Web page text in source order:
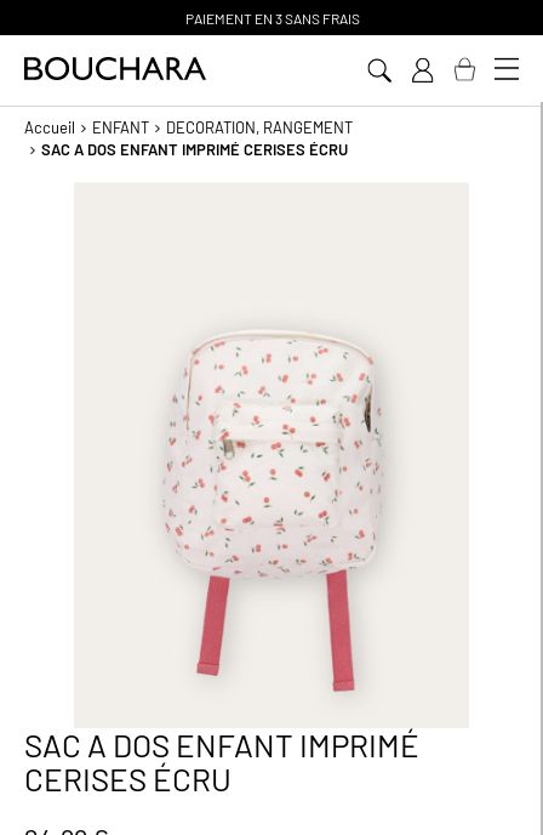
PAIEMENT EN 3 SANS FRAIS
Accueil ENFANT
DECORATION, RANGEMENT
SAC A DOS ENFANT IMPRIMÉ CERISES ÉCRU
Passer
au
début
SAC A DOS ENFANT IMPRIMÉ
CERISES ÉCRU